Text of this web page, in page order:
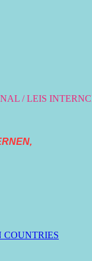
/ LEIS
COUNTRIES